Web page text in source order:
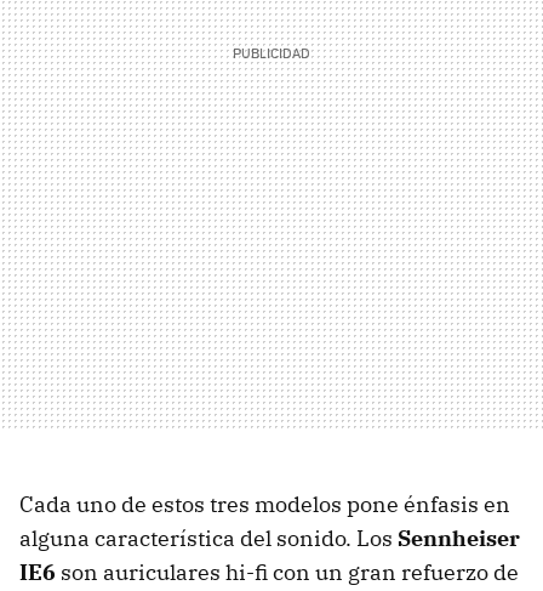
Cada uno de estos tres modelos pone énfasis en
alguna característica del sonido. Los Sennheiser
IE6 son auriculares hi-fi con un gran refuerzo de